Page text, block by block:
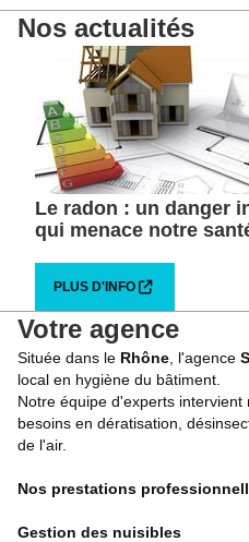
Notre solution VMI :
Plus d'info
Pose de
Solution efficace pour
intérieur
Plus d'info
Nos actualités
Le radon : un danger
qui menace notre
PLUS D'INFO
Votre agence
Située dans le Rhône , l'agence
local en hygiène du bâtiment.
Notre équipe d'experts
besoins en dératisation,
de l'air.
Nos prestations
Gestion des nuisibles